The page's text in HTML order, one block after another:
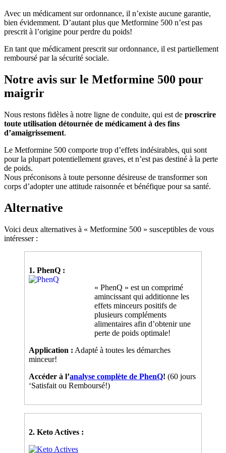
Avec un médicament sur ordonnance, il n’existe aucune garantie,
bien évidemment. D’autant plus que Metformine 500 n’est pas
prescrit à l’origine pour perdre du poids!
En tant que médicament prescrit sur ordonnance, il est partiellement
remboursé par la sécurité sociale.
Notre avis sur le Metformine 500 pour
maigrir
Nous restons fidèles à notre ligne de conduite, qui est de proscrire
toute utilisation détournée de médicament à des fins
d’amaigrissement.
Le Metformine 500 comporte trop d’effets indésirables, qui sont
pour la plupart potentiellement graves, et n’est pas destiné à la perte
de poids.
Nous préconisons à toute personne désireuse de transformer son
corps d’adopter une attitude raisonnée et bénéfique pour sa santé.
Alternative
Voici deux alternatives à « Metformine 500 » susceptibles de vous
intéresser :
1. PhenQ :
« PhenQ » est un comprimé
amincissant qui additionne les
effets minceurs positifs de
plusieurs compléments
alimentaires afin d’obtenir une
perte de poids optimale!
Application : Adapté à toutes les démarches
minceur!
Accéder à l’analyse complète de PhenQ! (60 jours
‘Satisfait ou Remboursé!)
2. Keto Actives :